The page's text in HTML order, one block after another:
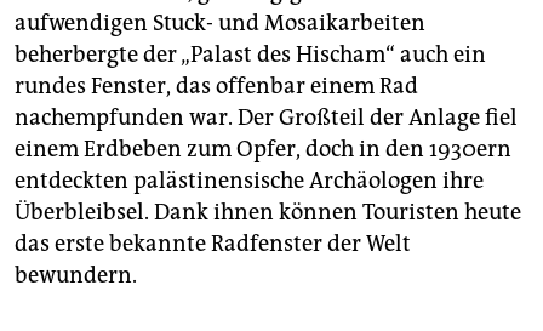
aufwendigen Stuck- und Mosaikarbeiten
beherbergte der „Palast des Hischam“ auch ein
rundes Fenster, das offenbar einem Rad
nachempfunden war. Der Großteil der Anlage fiel
einem Erdbeben zum Opfer, doch in den 1930ern
entdeckten palästinensische Archäologen ihre
Überbleibsel. Dank ihnen können Touristen heute
das erste bekannte Radfenster der Welt
bewundern.